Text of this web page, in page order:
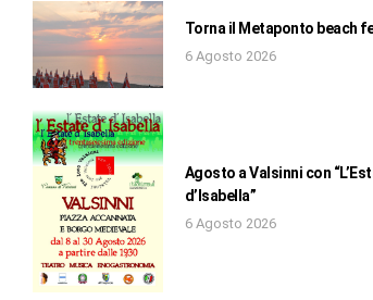
Torna il Metaponto beach
6 Agosto 2026
Agosto a Valsinni con
d’Isabella”
6 Agosto 2026